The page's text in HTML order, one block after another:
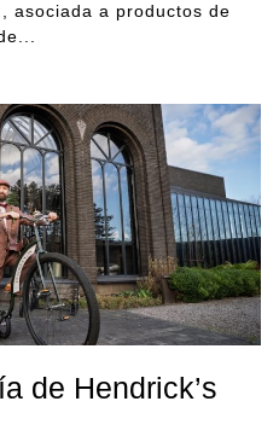
asociada a productos de
de Hendrick’s